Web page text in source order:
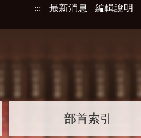
::: 最新消息 編輯說明
部首索引